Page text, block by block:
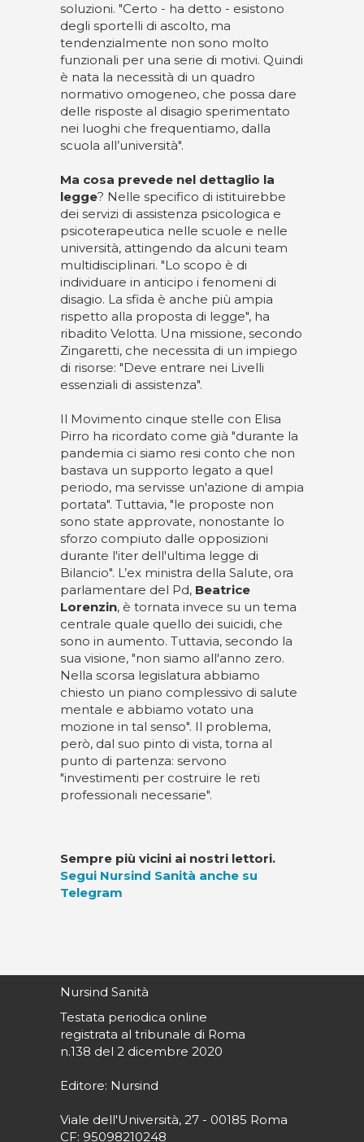
soluzioni. "Certo - ha detto - esistono
degli sportelli di ascolto, ma
tendenzialmente non sono molto
funzionali per una serie di motivi. Quindi
è nata la necessità di un quadro
normativo omogeneo, che possa dare
delle risposte al disagio sperimentato
nei luoghi che frequentiamo, dalla
scuola all’università".
Ma cosa prevede nel dettaglio la
legge? Nelle specifico di istituirebbe
dei servizi di assistenza psicologica e
psicoterapeutica nelle scuole e nelle
università, attingendo da alcuni team
multidisciplinari. "Lo scopo è di
individuare in anticipo i fenomeni di
disagio. La sfida è anche più ampia
rispetto alla proposta di legge", ha
ribadito Velotta. Una missione, secondo
Zingaretti, che necessita di un impiego
di risorse: "Deve entrare nei Livelli
essenziali di assistenza".
Il Movimento cinque stelle con Elisa
Pirro ha ricordato come già "durante la
pandemia ci siamo resi conto che non
bastava un supporto legato a quel
periodo, ma servisse un'azione di ampia
portata". Tuttavia, "le proposte non
sono state approvate, nonostante lo
sforzo compiuto dalle opposizioni
durante l'iter dell'ultima legge di
Bilancio". L’ex ministra della Salute, ora
parlamentare del Pd, Beatrice
Lorenzin, è tornata invece su un tema
centrale quale quello dei suicidi, che
sono in aumento. Tuttavia, secondo la
sua visione, "non siamo all'anno zero.
Nella scorsa legislatura abbiamo
chiesto un piano complessivo di salute
mentale e abbiamo votato una
mozione in tal senso". Il problema,
però, dal suo pinto di vista, torna al
punto di partenza: servono
"investimenti per costruire le reti
professionali necessarie".
Sempre più vicini ai nostri lettori.
Segui Nursind Sanità anche su
Telegram
Nursind Sanità
Testata periodica online
registrata al tribunale di Roma
n.138 del 2 dicembre 2020
Editore: Nursind
Viale dell'Università, 27 - 00185 Roma
CF: 95098210248